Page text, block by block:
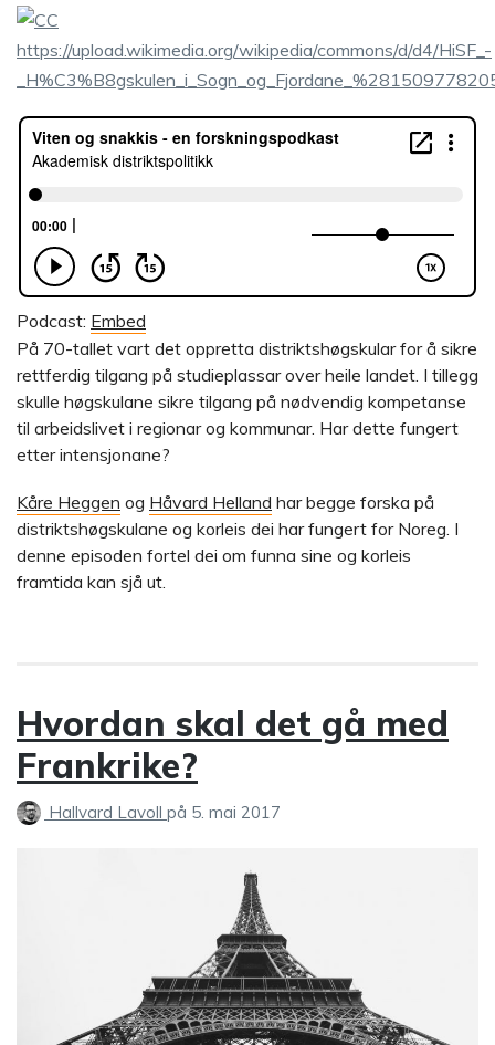
Podcast: Embed
På 70-tallet vart det oppretta distriktshøgskular for å sikre
rettferdig tilgang på studieplassar over heile landet. I tillegg
skulle høgskulane sikre tilgang på nødvendig kompetanse
til arbeidslivet i regionar og kommunar. Har dette fungert
etter intensjonane?
Kåre Heggen og Håvard Helland har begge forska på
distriktshøgskulane og korleis dei har fungert for Noreg. I
denne episoden fortel dei om funna sine og korleis
framtida kan sjå ut.
Hvordan skal det gå med
Frankrike?
Hallvard Lavoll på 5. mai 2017